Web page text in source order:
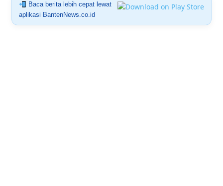
Baca berita lebih cepat lewat
aplikasi BantenNews.co.id